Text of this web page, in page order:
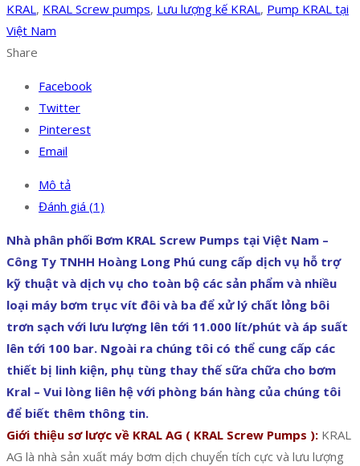
KRAL, KRAL Screw pumps, Lưu lượng kế KRAL, Pump KRAL tại
Việt Nam
Share
Facebook
Twitter
Pinterest
Email
Mô tả
Đánh giá (1)
Nhà phân phối Bơm KRAL Screw Pumps tại Việt Nam –
Công Ty TNHH Hoàng Long Phú cung cấp dịch vụ hỗ trợ
kỹ thuật và dịch vụ cho toàn bộ các sản phẩm và nhiều
loại máy bơm trục vít đôi và ba để xử lý chất lỏng bôi
trơn sạch với lưu lượng lên tới 11.000 lít/phút và áp suất
lên tới 100 bar. Ngoài ra chúng tôi có thể cung cấp các
thiết bị linh kiện, phụ tùng thay thế sữa chữa cho bơm
Kral – Vui lòng liên hệ với phòng bán hàng của chúng tôi
để biết thêm thông tin.
Giới thiệu sơ lược về KRAL AG ( KRAL Screw Pumps ): KRAL
AG là nhà sản xuất máy bơm dịch chuyển tích cực và lưu lượng